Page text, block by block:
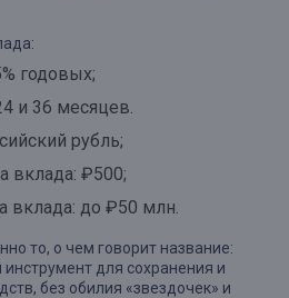
годовых;
и 36 месяцев.
рубль;
вклада: ₽500;
вклада: до ₽50 млн.
то, о чем говорит название:
для сохранения и
без обилия «звездочек» и